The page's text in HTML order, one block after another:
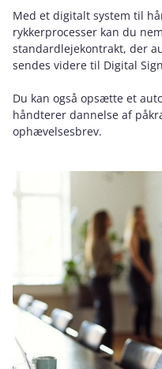
Med et digitalt system til
rykkerprocesser kan du
standardlejekontrakt, der
sendes videre til Digital
Du kan også opsætte et
håndterer dannelse af
ophævelsesbrev.